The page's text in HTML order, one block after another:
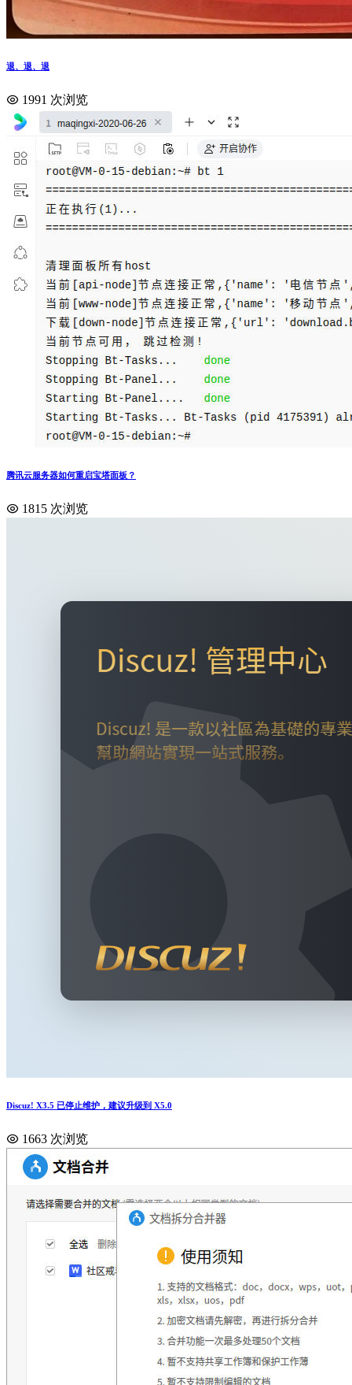
退、退、退
1991 次浏览
腾讯云服务器如何重启宝塔面板？
1815 次浏览
Discuz! X3.5 已停止维护，建议升级到 X5.0
1663 次浏览